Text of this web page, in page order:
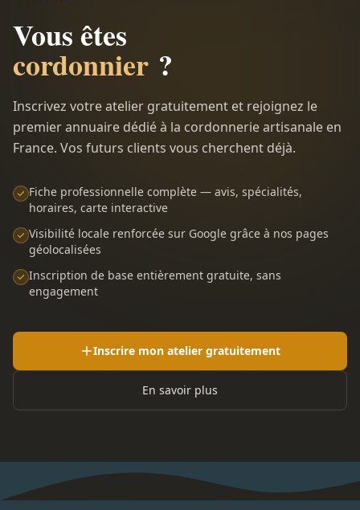
Vous êtes
cordonnier ?
Inscrivez votre atelier gratuitement et rejoignez le
premier annuaire dédié à la cordonnerie artisanale en
France. Vos futurs clients vous cherchent déjà.
Fiche professionnelle complète — avis, spécialités,
horaires, carte interactive
Visibilité locale renforcée sur Google grâce à nos pages
géolocalisées
Inscription de base entièrement gratuite, sans
engagement
Inscrire mon atelier gratuitement
En savoir plus